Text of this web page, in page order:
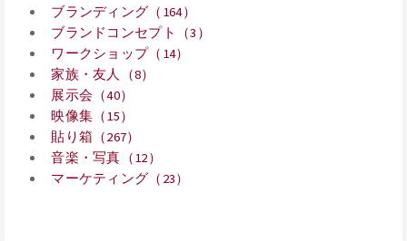
ブランディング（164）
ブランドコンセプト（3）
ワークショップ（14）
家族・友人（8）
展示会（40）
映像集（15）
貼り箱（267）
音楽・写真（12）
マーケティング（23）